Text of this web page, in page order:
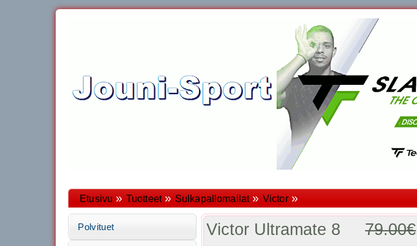
Etusivu » Tuotteet» Sulkapallomailat» Victor»
Victor Ultramate 879.00€
Polvituet